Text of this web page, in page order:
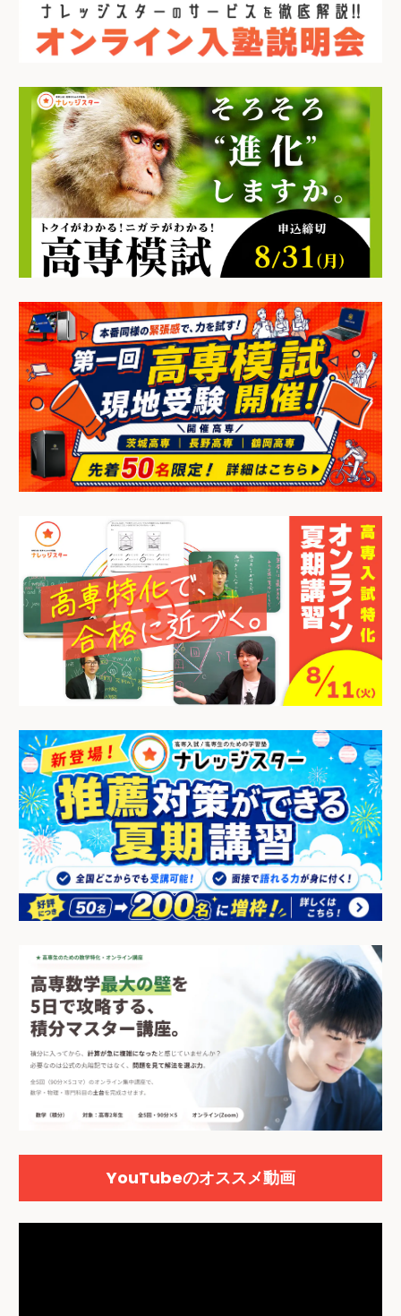
YouTubeのオススメ動画